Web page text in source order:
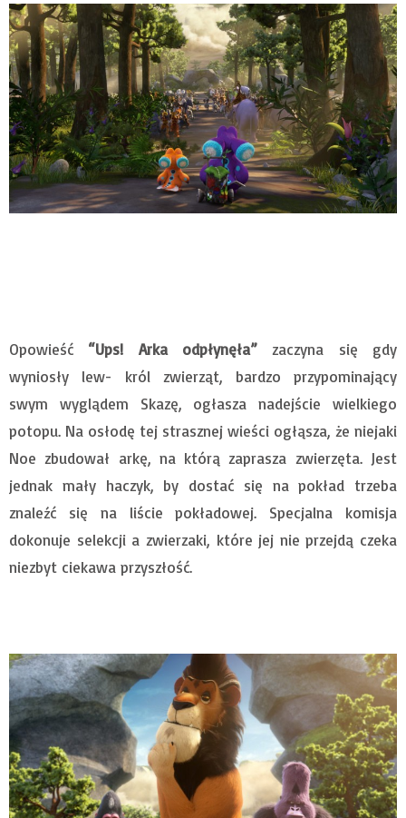
Opowieść “Ups! Arka odpłynęła” zaczyna się gdy
wyniosły lew- król zwierząt, bardzo przypominający
swym wyglądem Skazę, ogłasza nadejście wielkiego
potopu. Na osłodę tej strasznej wieści ogłąsza, że niejaki
Noe zbudował arkę, na którą zaprasza zwierzęta. Jest
jednak mały haczyk, by dostać się na pokład trzeba
znaleźć się na liście pokładowej. Specjalna komisja
dokonuje selekcji a zwierzaki, które jej nie przejdą czeka
niezbyt ciekawa przyszłość.